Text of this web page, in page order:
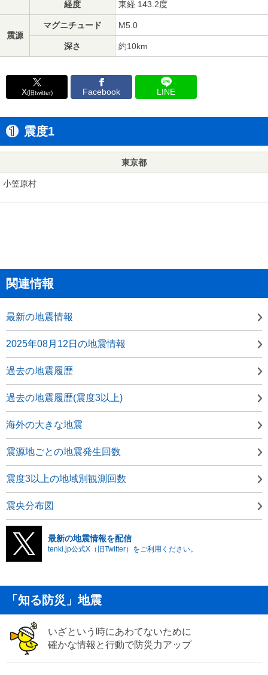
経度 東経 143.2度
震源
マグニチュード M5.0
深さ 約10km
X(旧twitter) Facebook LINE
震度1
東京都
小笠原村
関連情報
最新の地震情報
2025年08月12日の地震情報
過去の地震履歴
過去の地震履歴(震度3以上)
海外の大きな地震
震源地ごとの地震発生回数
震度3以上の地域別観測回数
震央分布図
最新の地震情報を配信
tenki.jp公式X（旧Twitter）をご利用ください。
「知る防災」地震
いざという時にあわてないために
確かな情報と行動で防災力アップ